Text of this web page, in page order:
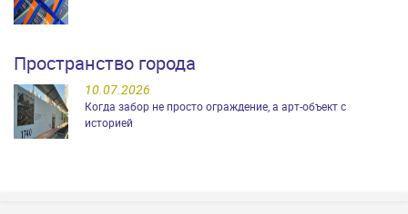
Пространство города
10.07.2026
Когда забор не просто ограждение, а арт-объект с
историей